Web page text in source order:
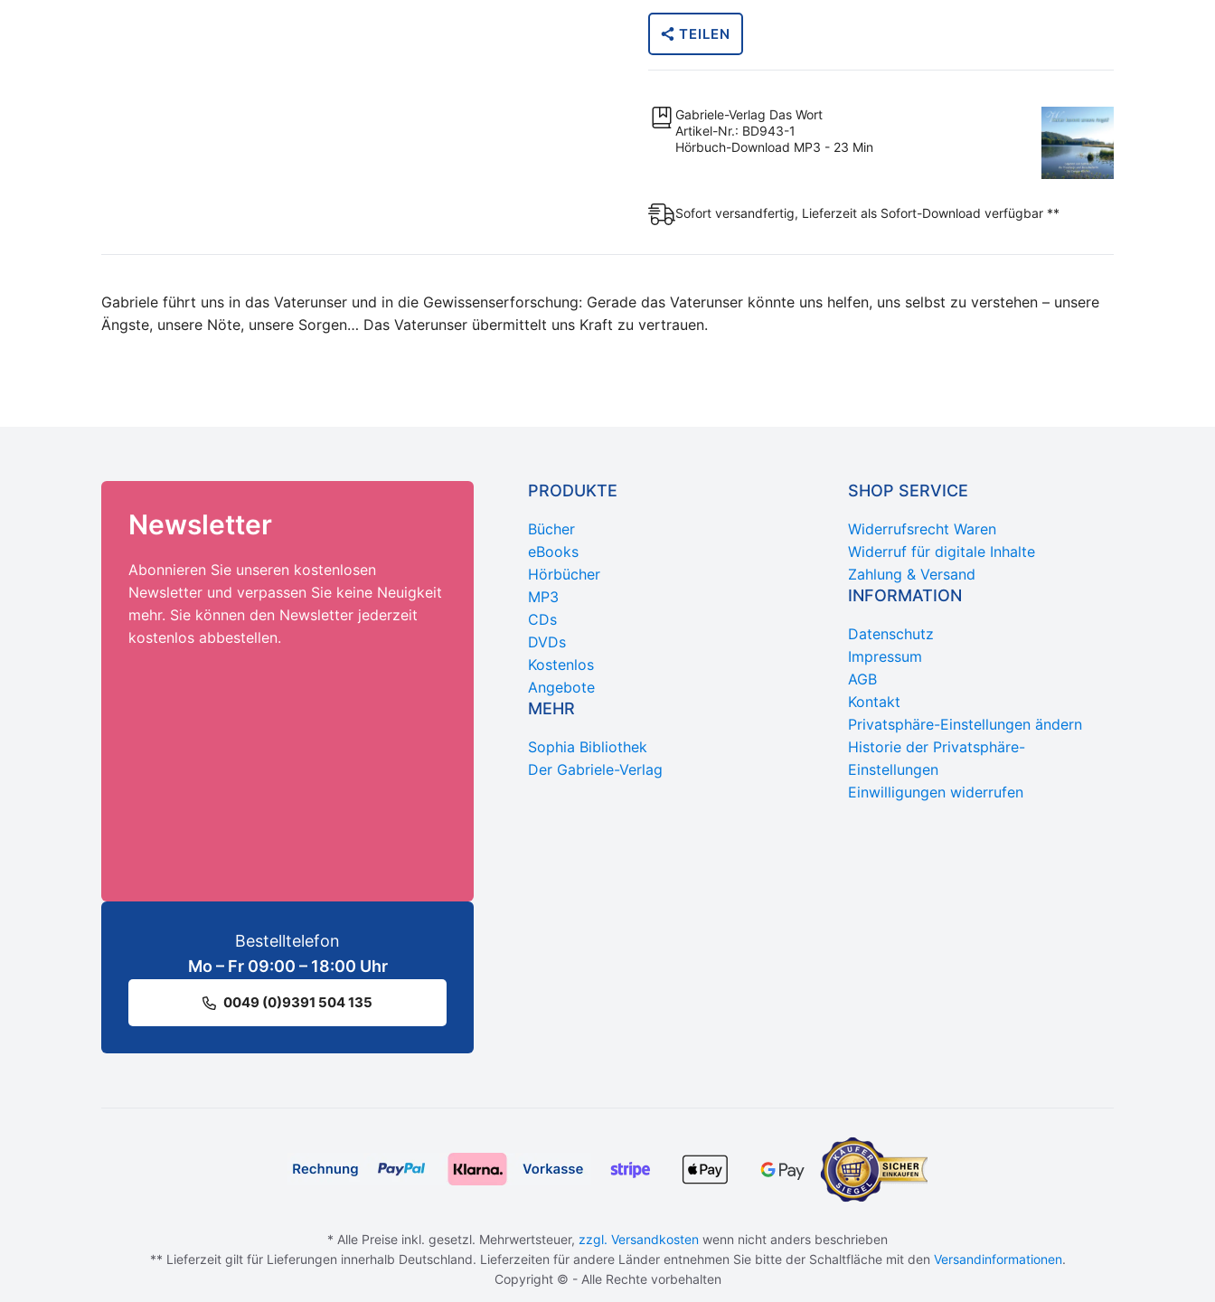
Angst?
[Digital]
Menge
TEILEN
Gabriele-Verlag Das Wort
Artikel-Nr.: BD943-1
Hörbuch-Download MP3 - 23 Min
Sofort versandfertig, Lieferzeit als Sofort-Download verfügbar **
Gabriele führt uns in das Vaterunser und in die Gewissenserforschung: Gerade das Vaterunser könnte uns helfen, uns selbst zu verstehen – unsere
Ängste, unsere Nöte, unsere Sorgen… Das Vaterunser übermittelt uns Kraft zu vertrauen.
Newsletter
Abonnieren Sie unseren kostenlosen
Newsletter und verpassen Sie keine Neuigkeit
mehr. Sie können den Newsletter jederzeit
kostenlos abbestellen.
Bestelltelefon
Mo – Fr 09:00 – 18:00 Uhr
0049 (0)9391 504 135
PRODUKTE
Bücher
eBooks
Hörbücher
MP3
CDs
DVDs
Kostenlos
Angebote
MEHR
Sophia Bibliothek
Der Gabriele-Verlag
SHOP SERVICE
Widerrufsrecht Waren
Widerruf für digitale Inhalte
Zahlung & Versand
INFORMATION
Datenschutz
Impressum
AGB
Kontakt
Privatsphäre-Einstellungen ändern
Historie der Privatsphäre-
Einstellungen
Einwilligungen widerrufen
* Alle Preise inkl. gesetzl. Mehrwertsteuer, zzgl. Versandkosten wenn nicht anders beschrieben
** Lieferzeit gilt für Lieferungen innerhalb Deutschland. Lieferzeiten für andere Länder entnehmen Sie bitte der Schaltfläche mit den Versandinformationen.
Copyright © - Alle Rechte vorbehalten